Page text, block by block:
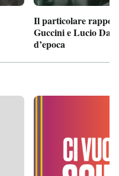
Il particolare
Guccini e Lucio
d’epoca